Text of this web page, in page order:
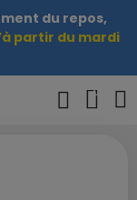
du repos,
partir du mardi
0